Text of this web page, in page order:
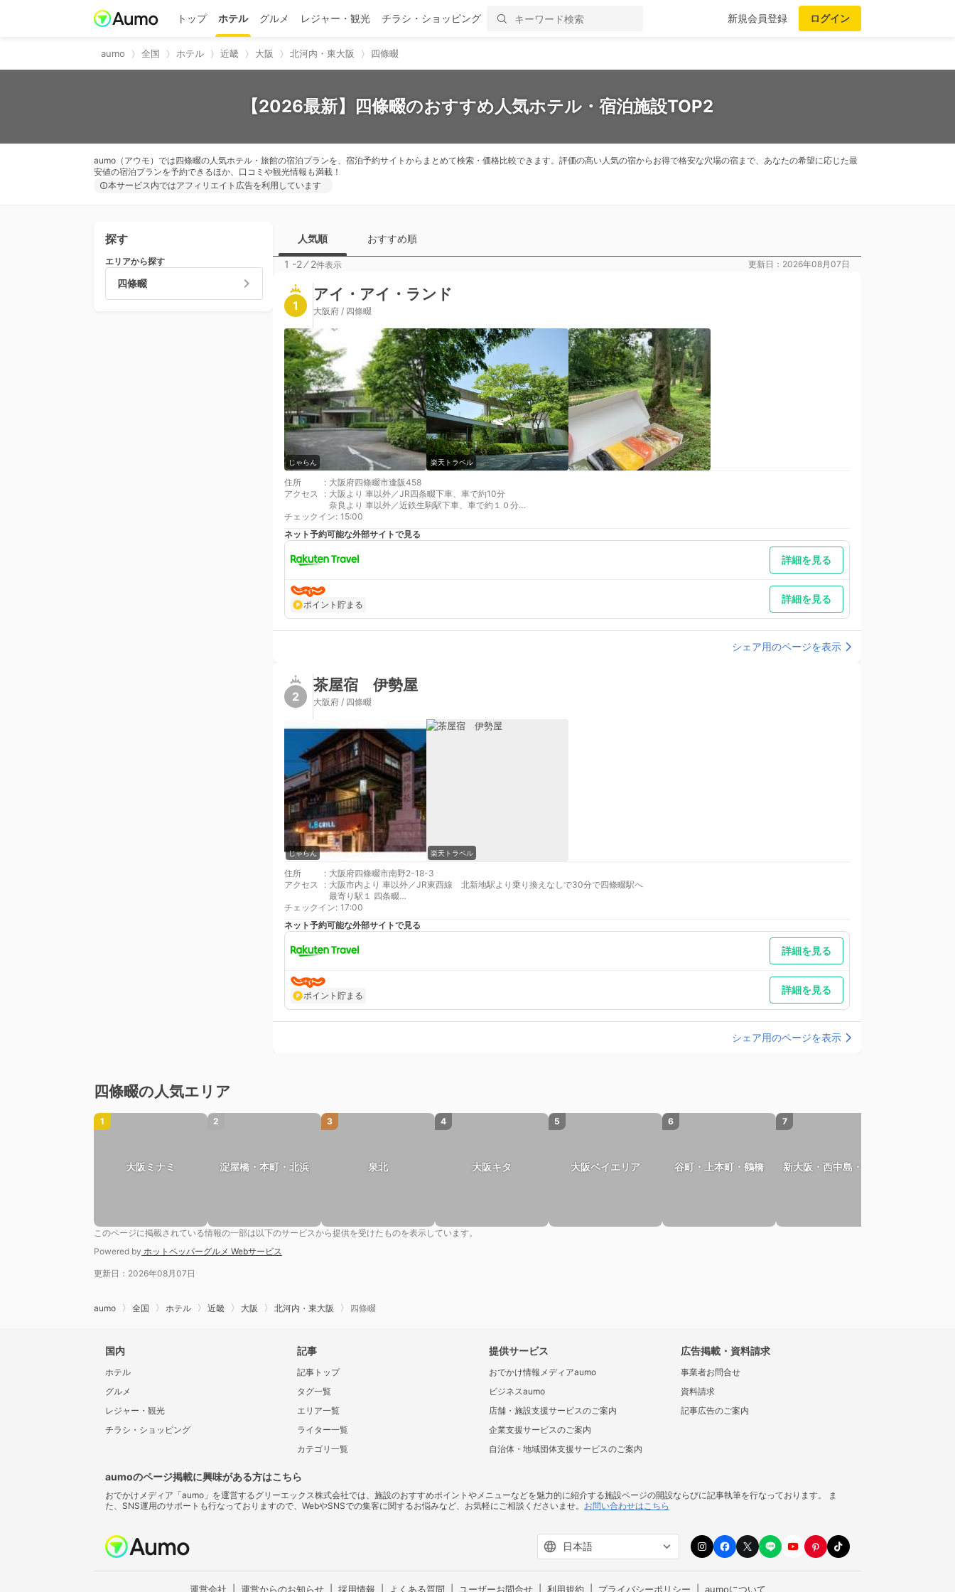
トップ ホテル グルメ レジャー・観光 チラシ・ショッピング 新規会員登録 ログイン
aumo 全国 ホテル 近畿 大阪 北河内・東大阪 四條畷
【2026最新】四條畷のおすすめ人気ホテル・宿泊施設TOP2
aumo（アウモ）では四條畷の人気ホテル・旅館の宿泊プランを、宿泊予約サイトからまとめて検索・価格比較できます。評価の高い人気の宿からお得で格安な穴場の宿まで、あなたの希望に応じた最
安値の宿泊プランを予約できるほか、口コミや観光情報も満載！
本サービス内ではアフィリエイト広告を利用しています
探す
エリアから探す
四條畷
人気順 おすすめ順
1 -2⁄2件表示 更新日：2026年08月07日
1
アイ・アイ・ランド
大阪府 / 四條畷
じゃらん 楽天トラベル
住所 : 大阪府四條畷市逢阪458
アクセス
: 大阪より 車以外／JR四条畷下車、車で約10分
奈良より 車以外／近鉄生駒駅下車、車で約１０分
最寄り駅１ 四条畷
最寄り駅２ 生駒
補足 車／70台無料駐車場あり。マイクロバス、大型バスの駐車可 車以外／ＪＲ線、近鉄線、京阪線
チェックイン: 15:00
ネット予約可能な外部サイトで見る
詳細を見る
ポイント貯まる 詳細を見る
シェア用のページを表示
2
茶屋宿 伊勢屋
大阪府 / 四條畷
じゃらん 楽天トラベル
住所 : 大阪府四條畷市南野2-18-3
アクセス
: 大阪市内より 車以外／JR東西線 北新地駅より乗り換えなしで30分で四條畷駅へ
最寄り駅１ 四条畷
補足 車／お車でお越しの方は当館すぐ下(西側)の四條畷神社駐車場の２１番～２７番に止めてください(無料) 車以外／食料などの買物を
される方はチェックイン前をお勧め致します。
チェックイン: 17:00
ネット予約可能な外部サイトで見る
詳細を見る
ポイント貯まる 詳細を見る
シェア用のページを表示
四條畷の人気エリア
1
大阪ミナミ
2
淀屋橋・本町・北浜
3
泉北
4
大阪キタ
5
大阪ベイエリア
6
谷町・上本町・鶴橋
7
新大阪・西中島・十三
このページに掲載されている情報の一部は以下のサービスから提供を受けたものを表示しています。
Powered by ホットペッパーグルメ Webサービス
更新日：2026年08月07日
aumo 全国 ホテル 近畿 大阪 北河内・東大阪 四條畷
国内
ホテル
グルメ
レジャー・観光
チラシ・ショッピング
記事
記事トップ
タグ一覧
エリア一覧
ライター一覧
カテゴリ一覧
提供サービス
おでかけ情報メディアaumo
ビジネスaumo
店舗・施設支援サービスのご案内
企業支援サービスのご案内
自治体・地域団体支援サービスのご案内
広告掲載・資料請求
事業者お問合せ
資料請求
記事広告のご案内
aumoのページ掲載に興味がある方はこちら
おでかけメディア「aumo」を運営するグリーエックス株式会社では、施設のおすすめポイントやメニューなどを魅力的に紹介する施設ページの開設ならびに記事執筆を行なっております。 ま
た、SNS運用のサポートも行なっておりますので、WebやSNSでの集客に関するお悩みなど、お気軽にご相談くださいませ。 お問い合わせはこちら
運営会社 運営からのお知らせ 採用情報 よくある質問 ユーザーお問合せ 利用規約 プライバシーポリシー aumoについて